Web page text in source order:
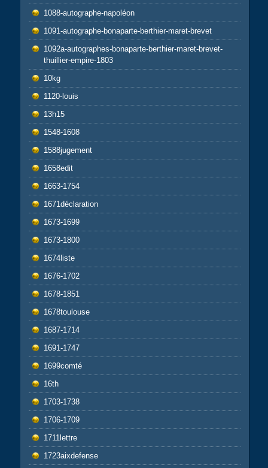
1088-autographe-napoléon
1091-autographe-bonaparte-berthier-maret-brevet
1092a-autographes-bonaparte-berthier-maret-brevet-
thuillier-empire-1803
10kg
1120-louis
13h15
1548-1608
1588jugement
1658edit
1663-1754
1671déclaration
1673-1699
1673-1800
1674liste
1676-1702
1678-1851
1678toulouse
1687-1714
1691-1747
1699comté
16th
1703-1738
1706-1709
1711lettre
1723aixdefense